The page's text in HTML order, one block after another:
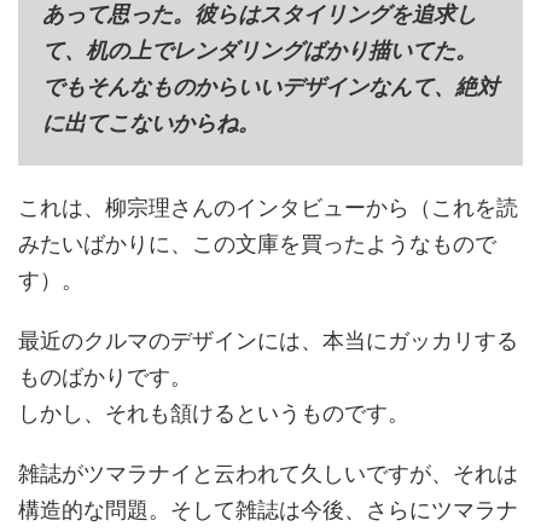
あって思った。彼らはスタイリングを追求し
て、机の上でレンダリングばかり描いてた。
でもそんなものからいいデザインなんて、絶対
に出てこないからね。
これは、柳宗理さんのインタビューから（これを読
みたいばかりに、この文庫を買ったようなもので
す）。
最近のクルマのデザインには、本当にガッカリする
ものばかりです。
しかし、それも頷けるというものです。
雑誌がツマラナイと云われて久しいですが、それは
構造的な問題。そして雑誌は今後、さらにツマラナ